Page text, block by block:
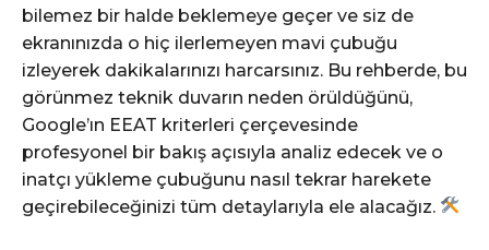
bilemez bir halde beklemeye geçer ve siz de
ekranınızda o hiç ilerlemeyen mavi çubuğu
izleyerek dakikalarınızı harcarsınız. Bu rehberde, bu
görünmez teknik duvarın neden örüldüğünü,
Google’ın EEAT kriterleri çerçevesinde
profesyonel bir bakış açısıyla analiz edecek ve o
inatçı yükleme çubuğunu nasıl tekrar harekete
geçirebileceğinizi tüm detaylarıyla ele alacağız.